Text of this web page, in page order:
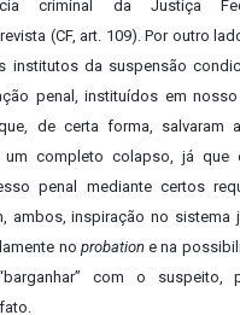
criminal da Justiça
(CF, art. 109). Por outro
institutos da suspensão
penal, instituídos em
de certa forma, salvaram
um completo colapso, já que
penal mediante certos
ambos, inspiração no sistema
no probatione na
com o suspeito,